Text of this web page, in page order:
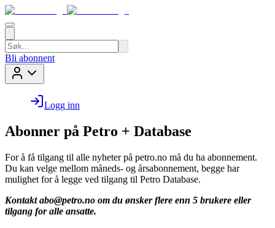
Bli abonnent
Logg inn
Abonner på Petro + Database
For å få tilgang til alle nyheter på petro.no må du ha abonnement.
Du kan velge mellom måneds- og årsabonnement, begge har
mulighet for å legge ved tilgang til Petro Database.
Kontakt abo@petro.no om du ønsker flere enn 5 brukere eller
tilgang for alle ansatte.